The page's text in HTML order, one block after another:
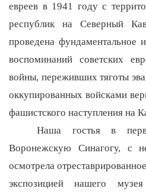
евреев в 1941 году с
республик на Северный
проведена фундаментальное
воспоминаний советских
войны, переживших тяготы
оккупированных войсками
фашистского наступления на
Наша гостья в
Воронежскую Синагогу, с
осмотрела
экспозицией нашего